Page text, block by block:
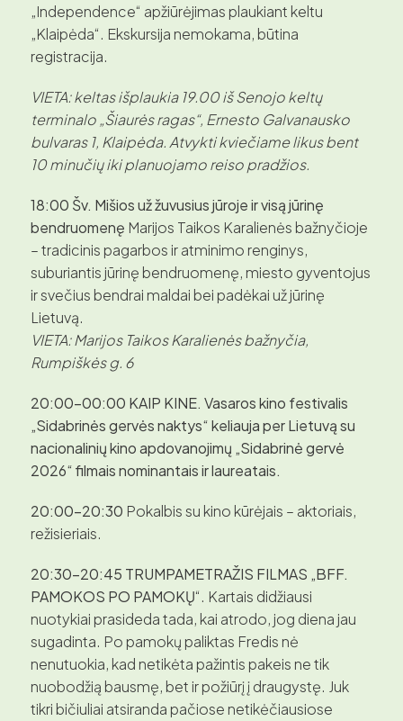
„Independence“ apžiūrėjimas plaukiant keltu
„Klaipėda“. Ekskursija nemokama, būtina
registracija.
VIETA: keltas išplaukia 19.00 iš Senojo keltų
terminalo „Šiaurės ragas“, Ernesto Galvanausko
bulvaras 1, Klaipėda. Atvykti kviečiame likus bent
10 minučių iki planuojamo reiso pradžios.
18:00 Šv. Mišios už žuvusius jūroje ir visą jūrinę
bendruomenę Marijos Taikos Karalienės bažnyčioje
– tradicinis pagarbos ir atminimo renginys,
suburiantis jūrinę bendruomenę, miesto gyventojus
ir svečius bendrai maldai bei padėkai už jūrinę
Lietuvą.
VIETA: Marijos Taikos Karalienės bažnyčia,
Rumpiškės g. 6
20:00–00:00 KAIP KINE. Vasaros kino festivalis
„Sidabrinės gervės naktys“ keliauja per Lietuvą su
nacionalinių kino apdovanojimų „Sidabrinė gervė
2026“ filmais nominantais ir laureatais.
20:00–20:30 Pokalbis su kino kūrėjais – aktoriais,
režisieriais.
20:30–20:45 TRUMPAMETRAŽIS FILMAS „BFF.
PAMOKOS PO PAMOKŲ“. Kartais didžiausi
nuotykiai prasideda tada, kai atrodo, jog diena jau
sugadinta. Po pamokų paliktas Fredis nė
nenutuokia, kad netikėta pažintis pakeis ne tik
nuobodžią bausmę, bet ir požiūrį į draugystę. Juk
tikri bičiuliai atsiranda pačiose netikėčiausiose